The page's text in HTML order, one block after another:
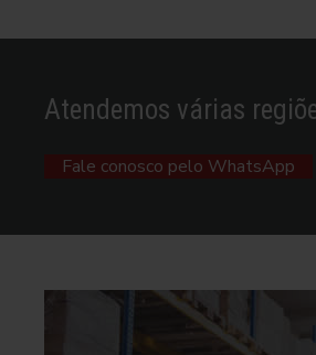
Atendemos várias
Fale conosco pelo WhatsApp